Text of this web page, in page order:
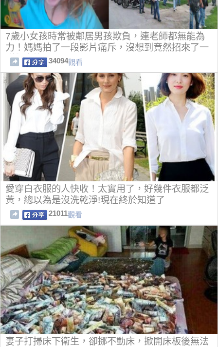
7歲小女孩時常被鄰居男孩欺負，連老師都無能為
力！媽媽拍了一段影片痛斥，沒想到竟然招來了一
群飆車族....34094觀看
愛穿白衣服的人快收！太實用了，好幾件衣服都泛
黃，總以為是沒洗乾淨!現在終於知道了
21011觀看
妻子打掃床下衛生，卻挪不動床，掀開床板後無法